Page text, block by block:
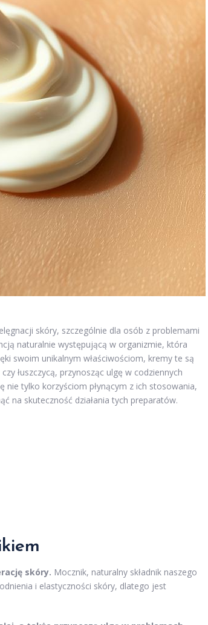
skóry, szczególnie dla osób z problemami
naturalnie występującą w organizmie, która
swoim unikalnym właściwościom, kremy te są
łuszczycą, przynosząc ulgę w codziennych
nie tylko korzyściom płynącym z ich stosowania,
na skuteczność działania tych preparatów.
skóry. Mocznik, naturalny składnik naszego
i elastyczności skóry, dlatego jest